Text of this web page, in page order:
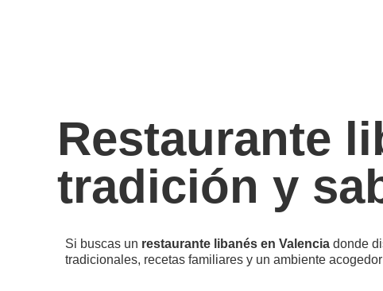
Restaurante
tradición y
Si buscas un restaurante libanés en Valencia donde
tradicionales, recetas familiares y un ambiente